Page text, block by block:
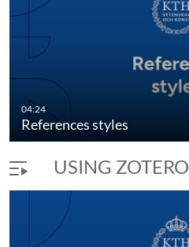
04:24
References styles
USING ZOTERO